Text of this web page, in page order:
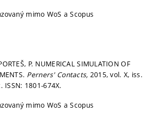
mimo WoS a Scopus
P. NUMERICAL SIMULATION OF
Perners' Contacts, 2015, vol. X, iss.
ISSN: 1801-674X.
mimo WoS a Scopus